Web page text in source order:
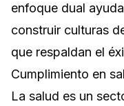
enfoque dual
construir culturas
que respaldan el
Cumplimiento en
La salud es un